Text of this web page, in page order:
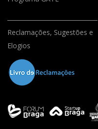
Reclamações, Sugestões e
Elogios